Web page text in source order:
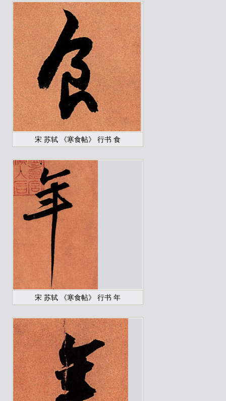
宋 苏轼 《寒食帖》 行书 食
宋 苏轼 《寒食帖》 行书 年